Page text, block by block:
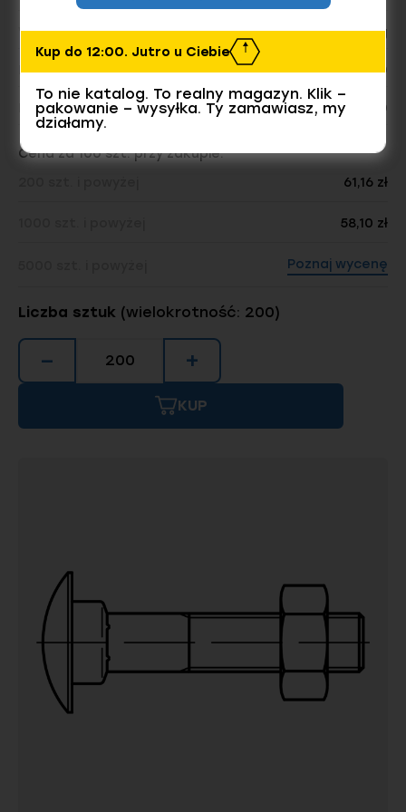
Waga opakowania: 6.46 kg
Liczba sztuk w opakowaniu: 200
Dostępnych sztuk w magazynie 6400
Cena za 100 szt. przy zakupie:
61,16 zł
58,10 zł
Poznaj wycenę
Liczba sztuk (wielokrotność: 200)
− +
KUP
Kup do 12:00. Jutro u Ciebie
To nie katalog. To realny magazyn. Klik –
pakowanie – wysyłka. Ty zamawiasz, my
działamy.